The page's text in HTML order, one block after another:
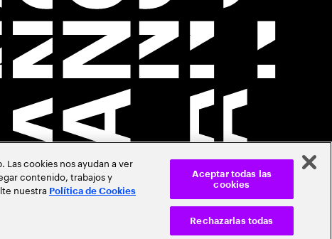
cookies nos ayudan a ver
contenido, trabajos y
nuestra Política de Cookies
Rechazarlas todas
Aceptar todas las
cookies